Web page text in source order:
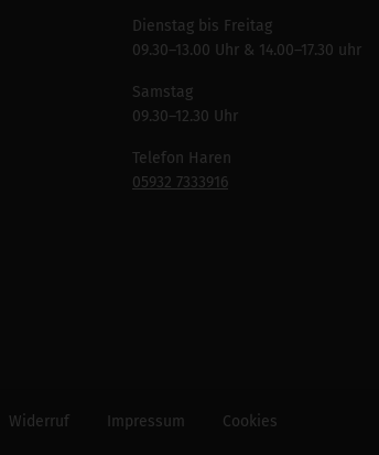
Dienstag bis Freitag
09.30–13.00 Uhr & 14.00–17.30 uhr
Samstag
09.30–12.30 Uhr
Telefon Haren
05932 7333916
Widerruf Impressum Cookies